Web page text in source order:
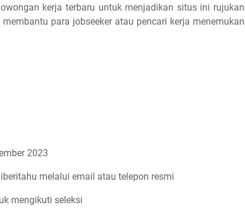
kerja terbaru untuk menjadikan situs ini rujukan
para jobseeker atau pencari kerja menemukan
2023
melalui email atau telepon resmi
mengikuti seleksi